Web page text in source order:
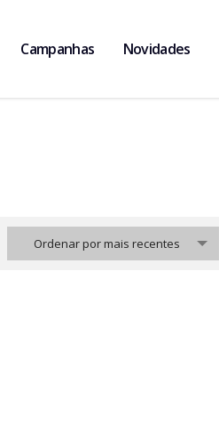
Campanhas Novidades
Ordenar por mais recentes